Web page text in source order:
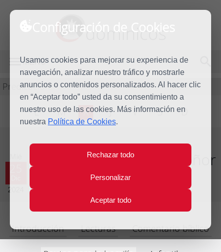
Configuración de Cookies
Usamos cookies para mejorar su experiencia de
navegación, analizar nuestro tráfico y mostrarle
anuncios o contenidos personalizados. Al hacer clic
en “Aceptar todo” usted da su consentimiento a
nuestro uso de las cookies. Más información en
nuestra Política de Cookies.
Rechazar todo
Personalizar
Aceptar todo
dominicos
MENÚ
Predicación
L M X J V S D
2024
Homilía Natividad del Señor
Introducción Lecturas Comentario bíblico